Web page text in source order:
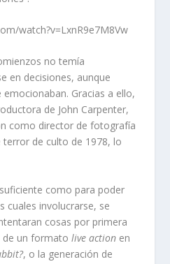
watch?v=LxnR9e7M8Vw
no temía
en decisiones, aunque
Gracias a ello,
de John Carpenter,
como director de fotografía
terror de culto de 1978, lo
como para poder
cuales involucrarse, se
cosas por primera
de un formatolive action en
, o la generación de